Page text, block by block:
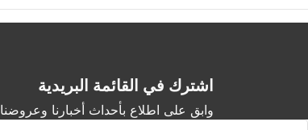
اشترك في القائمة البريدية
وابق على اطلاع بأحداث أخبارنا وعروضنا